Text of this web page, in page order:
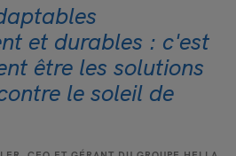
et durables : c'est
être les solutions
le soleil de